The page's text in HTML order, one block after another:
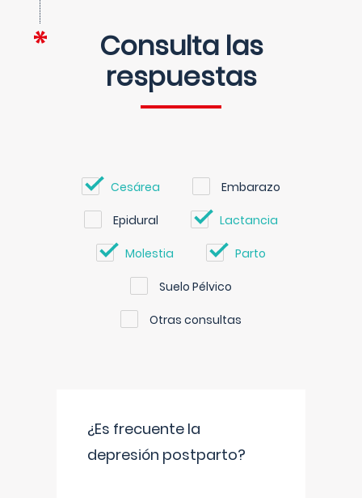
Consulta las
respuestas
Cesárea Embarazo
Epidural Lactancia
Molestia Parto
Suelo Pélvico
Otras consultas
¿Es frecuente la
depresión postparto?